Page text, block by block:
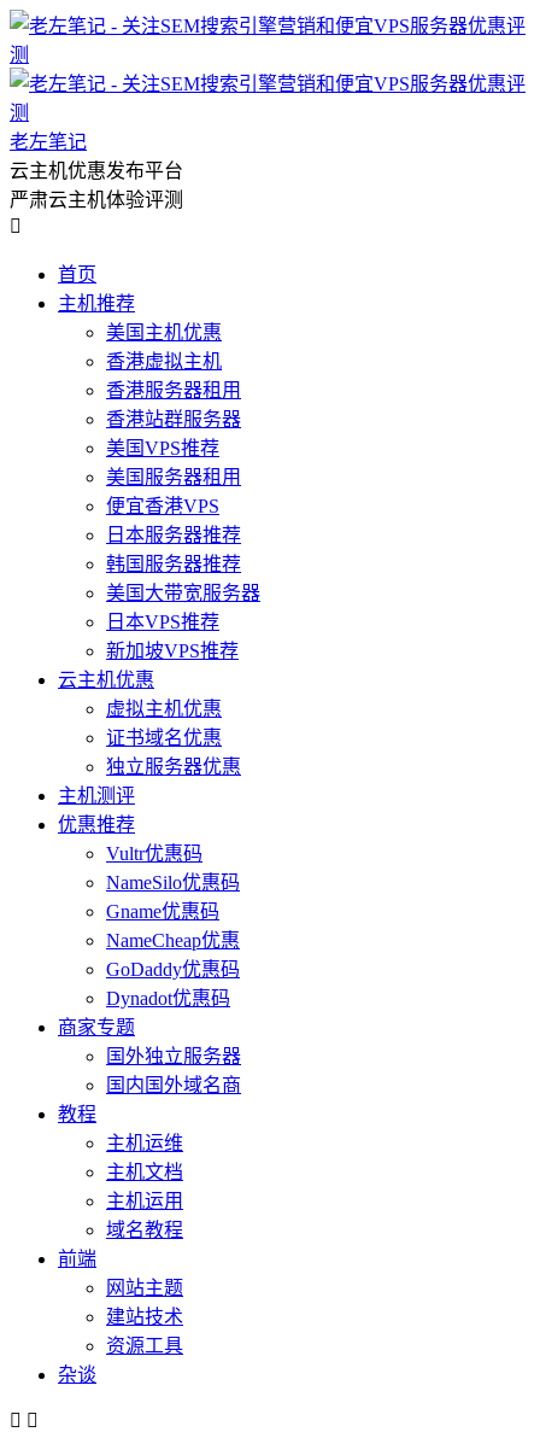
老左笔记
云主机优惠发布平台
严肃云主机体验评测

首页
主机推荐
美国主机优惠
香港虚拟主机
香港服务器租用
香港站群服务器
美国VPS推荐
美国服务器租用
便宜香港VPS
日本服务器推荐
韩国服务器推荐
美国大带宽服务器
日本VPS推荐
新加坡VPS推荐
云主机优惠
虚拟主机优惠
证书域名优惠
独立服务器优惠
主机测评
优惠推荐
Vultr优惠码
NameSilo优惠码
Gname优惠码
NameCheap优惠
GoDaddy优惠码
Dynadot优惠码
商家专题
国外独立服务器
国内国外域名商
教程
主机运维
主机文档
主机运用
域名教程
前端
网站主题
建站技术
资源工具
杂谈
 